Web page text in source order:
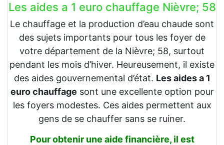
Les aides a 1 euro chauffage Nièvre; 58
Le chauffage et la production d’eau chaude sont
des sujets importants pour tous les foyer de
votre département de la Nièvre; 58, surtout
pendant les mois d’hiver. Heureusement, il existe
des aides gouvernemental d’état. Les aides a 1
euro chauffage sont une excellente option pour
les foyers modestes. Ces aides permettent aux
gens de se chauffer sans se ruiner.
Pour obtenir une aide financière, il est